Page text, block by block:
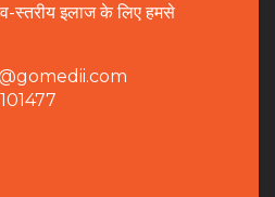
स्तरीय इलाज के लिए हमसे